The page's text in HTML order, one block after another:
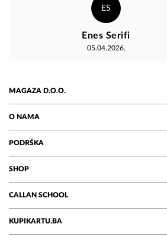
ES
Enes Serifi
05.04.2026.
MAGAZA D.O.O.
O NAMA
PODRŠKA
SHOP
CALLAN SCHOOL
KUPIKARTU.BA